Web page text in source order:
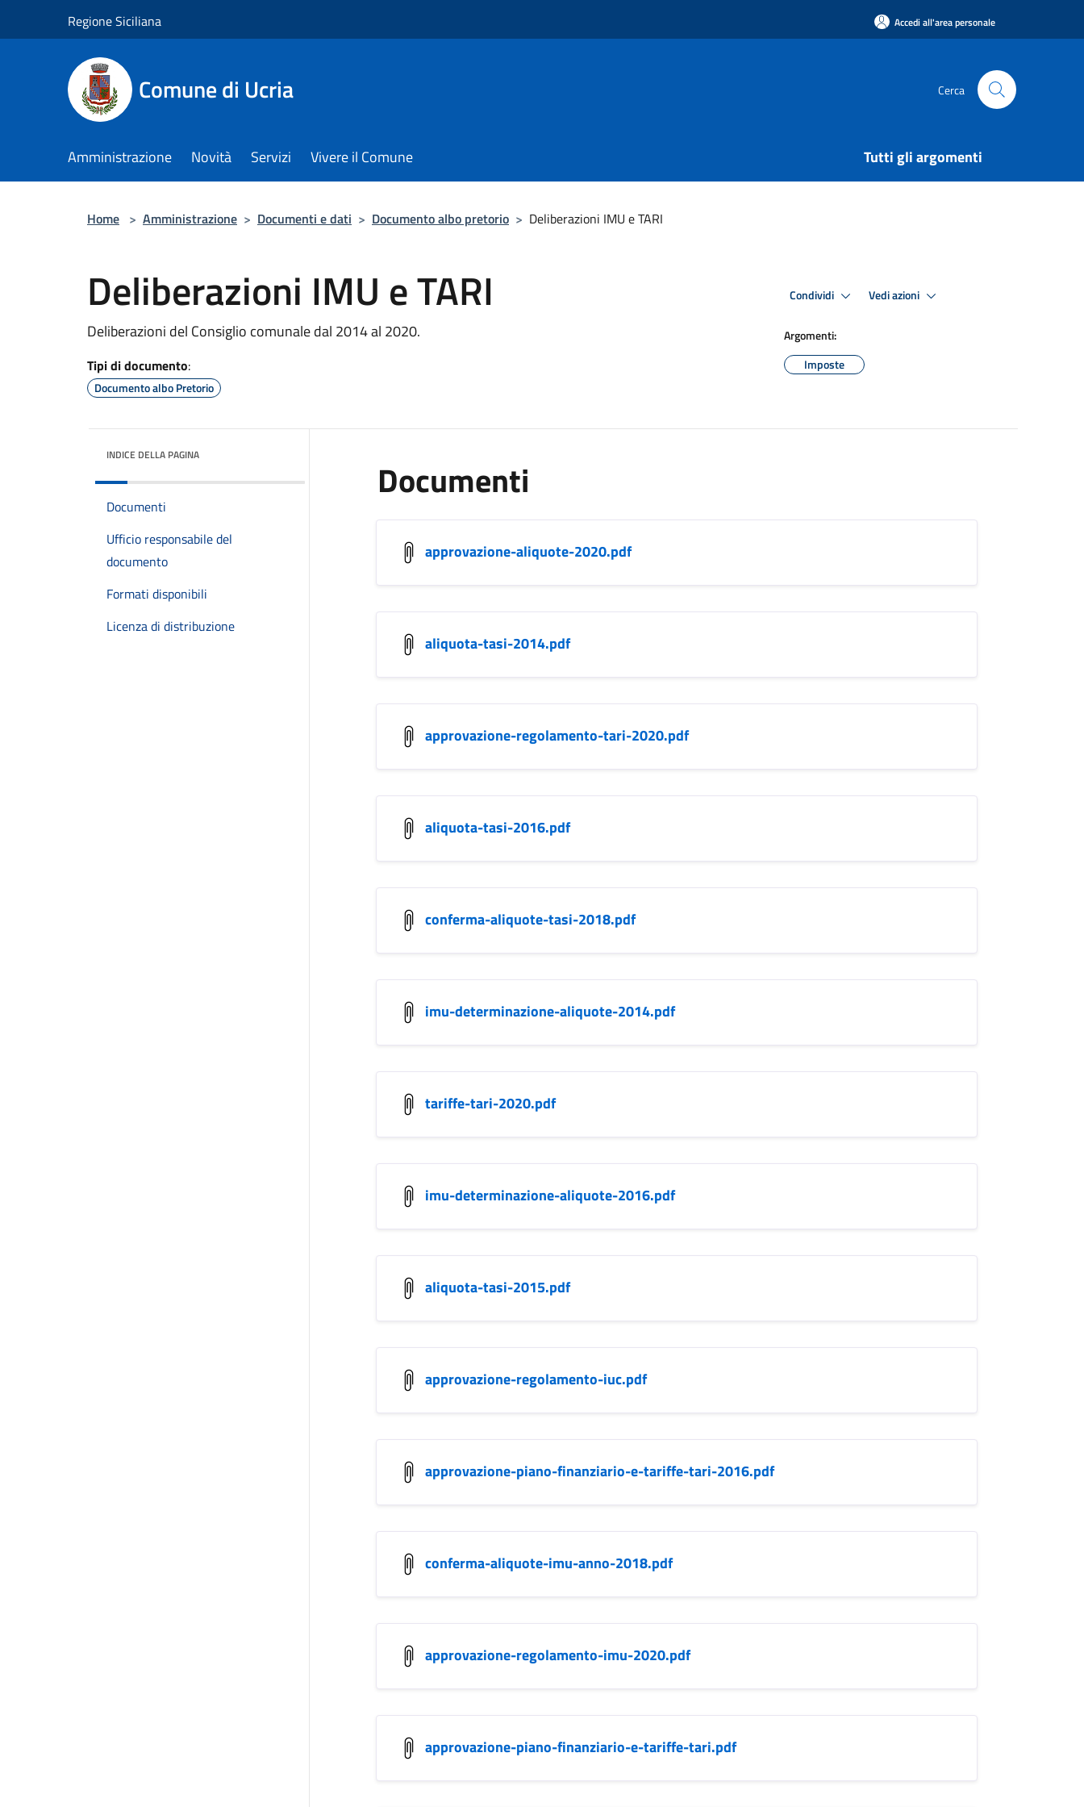
Regione Siciliana Accedi all'area personale
Comune di Ucria Cerca
Amministrazione Novità Servizi Vivere il Comune Tutti gli argomenti
Home > Amministrazione > Documenti e dati > Documento albo pretorio > Deliberazioni IMU e TARI
Deliberazioni IMU e TARI
Deliberazioni del Consiglio comunale dal 2014 al 2020.
Tipi di documento:
Documento albo Pretorio
Condividi Vedi azioni
Argomenti:
Imposte
INDICE DELLA PAGINA
Documenti
Ufficio responsabile del
documento
Formati disponibili
Licenza di distribuzione
Documenti
approvazione-aliquote-2020.pdf
aliquota-tasi-2014.pdf
approvazione-regolamento-tari-2020.pdf
aliquota-tasi-2016.pdf
conferma-aliquote-tasi-2018.pdf
imu-determinazione-aliquote-2014.pdf
tariffe-tari-2020.pdf
imu-determinazione-aliquote-2016.pdf
aliquota-tasi-2015.pdf
approvazione-regolamento-iuc.pdf
approvazione-piano-finanziario-e-tariffe-tari-2016.pdf
conferma-aliquote-imu-anno-2018.pdf
approvazione-regolamento-imu-2020.pdf
approvazione-piano-finanziario-e-tariffe-tari.pdf